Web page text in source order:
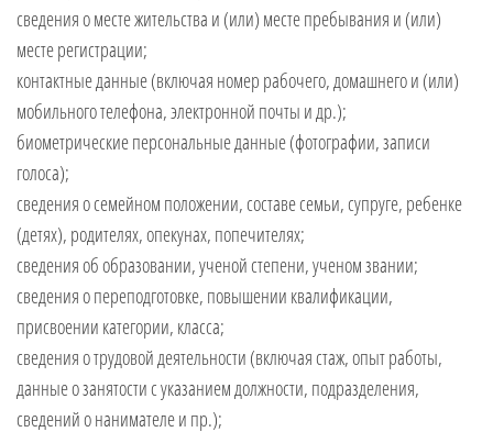
сведения о месте жительства и (или) месте пребывания и (или)
месте регистрации;
контактные данные (включая номер рабочего, домашнего и (или)
мобильного телефона, электронной почты и др.);
биометрические персональные данные (фотографии, записи
голоса);
сведения о семейном положении, составе семьи, супруге, ребенке
(детях), родителях, опекунах, попечителях;
сведения об образовании, ученой степени, ученом звании;
сведения о переподготовке, повышении квалификации,
присвоении категории, класса;
сведения о трудовой деятельности (включая стаж, опыт работы,
данные о занятости с указанием должности, подразделения,
сведений о нанимателе и пр.);